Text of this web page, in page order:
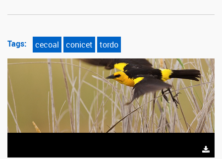
Tags: cecoal conicet tordo